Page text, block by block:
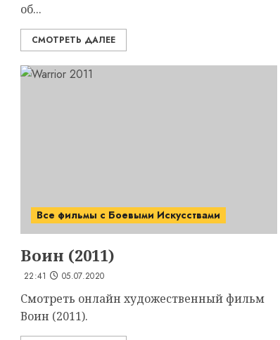
об...
СМОТРЕТЬ ДАЛЕЕ
Все фильмы с Боевыми Искусствами
Воин (2011)
22:41 05.07.2020
Смотреть онлайн художественный фильм
Воин (2011).